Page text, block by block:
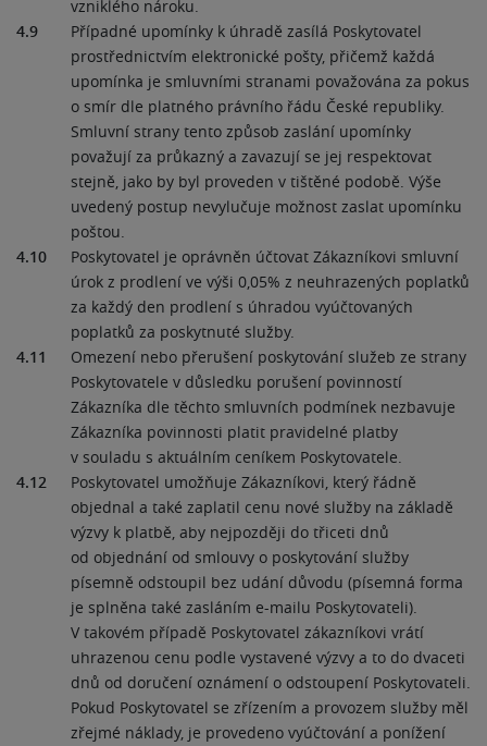
vzniklého nároku.
4.9
Případné upomínky k úhradě zasílá Poskytovatel
prostřednictvím elektronické pošty, přičemž každá
upomínka je smluvními stranami považována za pokus
o smír dle platného právního řádu České republiky.
Smluvní strany tento způsob zaslání upomínky
považují za průkazný a zavazují se jej respektovat
stejně, jako by byl proveden v tištěné podobě. Výše
uvedený postup nevylučuje možnost zaslat upomínku
poštou.
4.10
Poskytovatel je oprávněn účtovat Zákazníkovi smluvní
úrok z prodlení ve výši 0,05% z neuhrazených poplatků
za každý den prodlení s úhradou vyúčtovaných
poplatků za poskytnuté služby.
4.11
Omezení nebo přerušení poskytování služeb ze strany
Poskytovatele v důsledku porušení povinností
Zákazníka dle těchto smluvních podmínek nezbavuje
Zákazníka povinnosti platit pravidelné platby
v souladu s aktuálním ceníkem Poskytovatele.
4.12
Poskytovatel umožňuje Zákazníkovi, který řádně
objednal a také zaplatil cenu nové služby na základě
výzvy k platbě, aby nejpozději do třiceti dnů
od objednání od smlouvy o poskytování služby
písemně odstoupil bez udání důvodu (písemná forma
je splněna také zasláním e-mailu Poskytovateli).
V takovém případě Poskytovatel zákazníkovi vrátí
uhrazenou cenu podle vystavené výzvy a to do dvaceti
dnů od doručení oznámení o odstoupení Poskytovateli.
Pokud Poskytovatel se zřízením a provozem služby měl
zřejmé náklady, je provedeno vyúčtování a ponížení